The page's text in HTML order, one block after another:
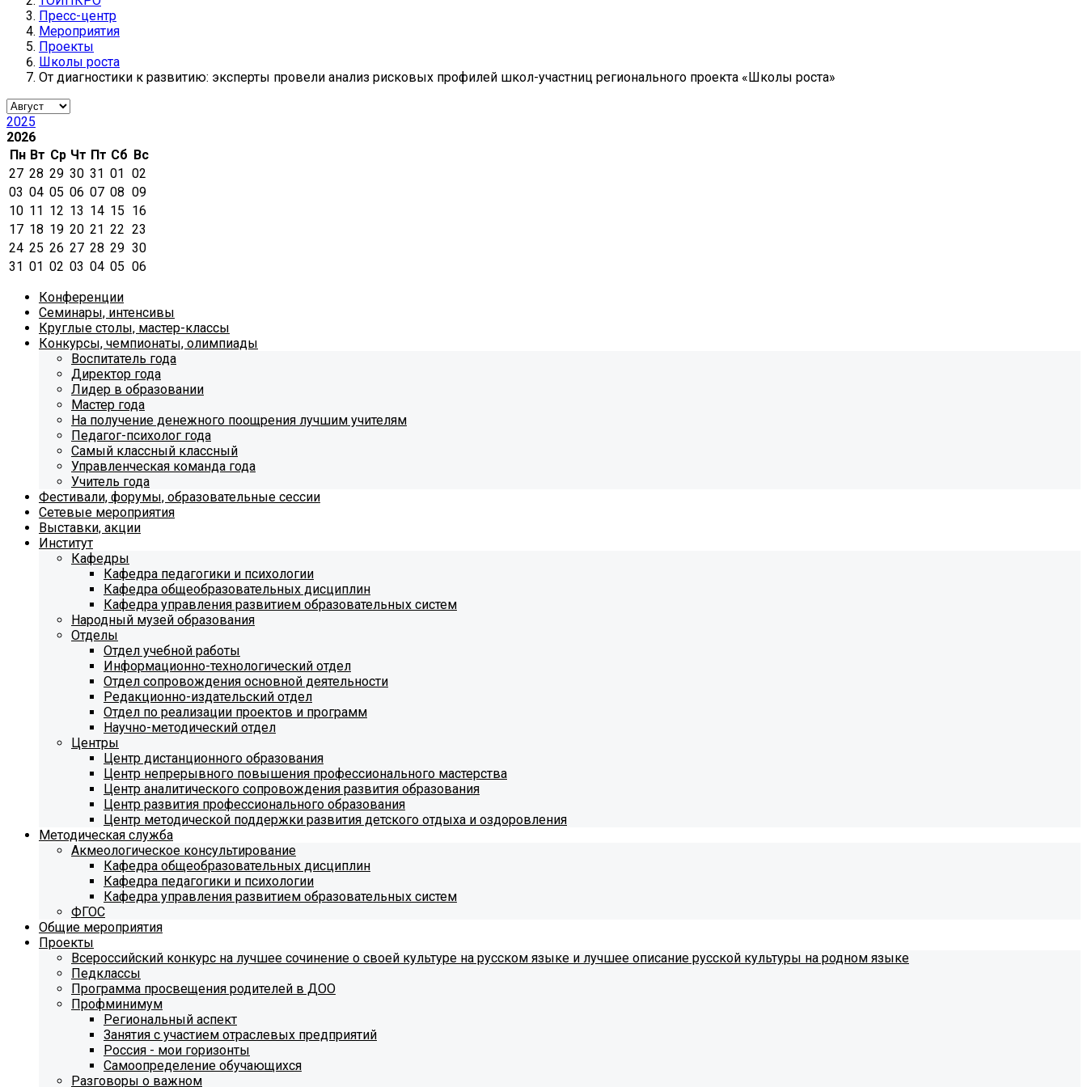
Пресс-центр
Мероприятия
Проекты
Школы роста
От диагностики к развитию: эксперты провели анализ рисковых профилей школ-участниц регионального проекта «Школы роста»
2025
2026
Пн Вт Ср Чт Пт Сб Вс
27 28 29 30 31 01 02
03 04 05 06 07 08 09
10 11 12 13 14 15 16
17 18 19 20 21 22 23
24 25 26 27 28 29 30
31 01 02 03 04 05 06
Конференции
Семинары, интенсивы
Круглые столы, мастер-классы
Конкурсы, чемпионаты, олимпиады
Воспитатель года
Директор года
Лидер в образовании
Мастер года
На получение денежного поощрения лучшим учителям
Педагог-психолог года
Самый классный классный
Управленческая команда года
Учитель года
Фестивали, форумы, образовательные сессии
Сетевые мероприятия
Выставки, акции
Институт
Кафедры
Кафедра педагогики и психологии
Кафедра общеобразовательных дисциплин
Кафедра управления развитием образовательных систем
Народный музей образования
Отделы
Отдел учебной работы
Информационно-технологический отдел
Отдел сопровождения основной деятельности
Редакционно-издательский отдел
Отдел по реализации проектов и программ
Научно-методический отдел
Центры
Центр дистанционного образования
Центр непрерывного повышения профессионального мастерства
Центр аналитического сопровождения развития образования
Центр развития профессионального образования
Центр методической поддержки развития детского отдыха и оздоровления
Методическая служба
Акмеологическое консультирование
Кафедра общеобразовательных дисциплин
Кафедра педагогики и психологии
Кафедра управления развитием образовательных систем
ФГОС
Общие мероприятия
Проекты
Всероссийский конкурс на лучшее сочинение о своей культуре на русском языке и лучшее описание русской культуры на родном языке
Педклассы
Программа просвещения родителей в ДОО
Профминимум
Региональный аспект
Занятия с участием отраслевых предприятий
Россия - мои горизонты
Самоопределение обучающихся
Разговоры о важном